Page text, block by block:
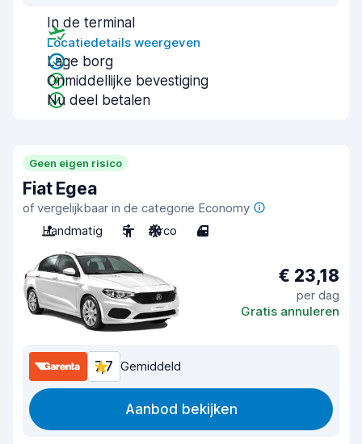
In de terminal
Locatiedetails weergeven
Lage borg
Onmiddellijke bevestiging
Nu deel betalen
Geen eigen risico
Fiat Egea
of vergelijkbaar in de categorie Economy
Handmatig
5 Airco 4
€ 23,18
per dag
Gratis annuleren
7,7 Gemiddeld
Aanbod bekijken